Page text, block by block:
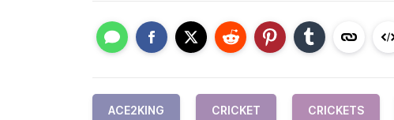
ACE2KING CRICKET CRICKETS